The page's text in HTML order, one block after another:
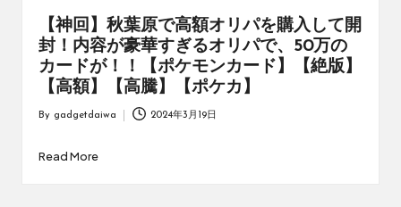
【神回】秋葉原で高額オリパを購入して開
封！内容が豪華すぎるオリパで、50万の
カードが！！【ポケモンカード】【絶版】
【高額】【高騰】【ポケカ】
Posted
By gadgetdaiwa 2024年3月19日
Read More